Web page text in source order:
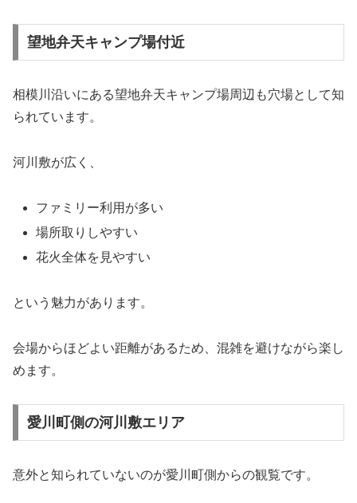
望地弁天キャンプ場付近
相模川沿いにある望地弁天キャンプ場周辺も穴場として知
られています。
河川敷が広く、
ファミリー利用が多い
場所取りしやすい
花火全体を見やすい
という魅力があります。
会場からほどよい距離があるため、混雑を避けながら楽し
めます。
愛川町側の河川敷エリア
意外と知られていないのが愛川町側からの観覧です。